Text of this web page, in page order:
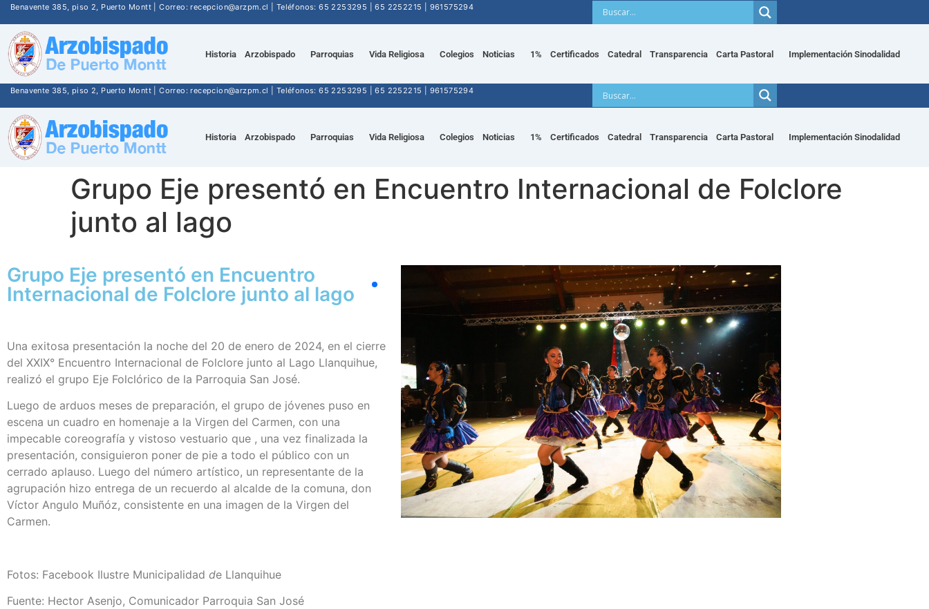
Benavente 385, piso 2, Puerto Montt | Correo: recepcion@arzpm.cl | Teléfonos: 65 2253295 | 65 2252215 | 961575294
Historia Arzobispado Parroquias Vida Religiosa Colegios Noticias 1% Certificados Catedral Transparencia Carta Pastoral Implementación Sinodalidad
Benavente 385, piso 2, Puerto Montt | Correo: recepcion@arzpm.cl | Teléfonos: 65 2253295 | 65 2252215 | 961575294
Historia Arzobispado Parroquias Vida Religiosa Colegios Noticias 1% Certificados Catedral Transparencia Carta Pastoral Implementación Sinodalidad
Grupo Eje presentó en Encuentro Internacional de Folclore
junto al lago
Grupo Eje presentó en Encuentro
Internacional de Folclore junto al lago
Una exitosa presentación la noche del 20 de enero de 2024, en el cierre
del XXIX° Encuentro Internacional de Folclore junto al Lago Llanquihue,
realizó el grupo Eje Folclórico de la Parroquia San José.
Luego de arduos meses de preparación, el grupo de jóvenes puso en
escena un cuadro en homenaje a la Virgen del Carmen, con una
impecable coreografía y vistoso vestuario que , una vez finalizada la
presentación, consiguieron poner de pie a todo el público con un
cerrado aplauso. Luego del número artístico, un representante de la
agrupación hizo entrega de un recuerdo al alcalde de la comuna, don
Víctor Angulo Muñóz, consistente en una imagen de la Virgen del
Carmen.
Fotos: Facebook Ilustre Municipalidad de Llanquihue
Fuente: Hector Asenjo, Comunicador Parroquia San José